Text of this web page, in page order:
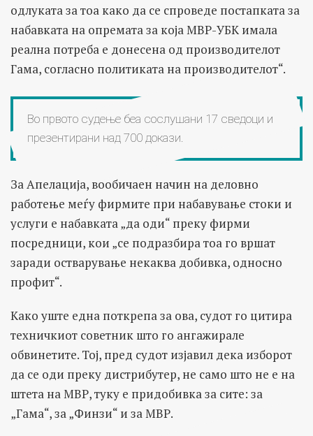
одлуката за тоа како да се спроведе постапката за
набавката на опремата за која МВР-УБК имала
реална потреба е донесена од производителот
Гама, согласно политиката на производителот“.
Во првото судење беа сослушани 17 сведоци и
презентирани над 700 докази.
За Апелација, вообичаен начин на деловно
работење меѓу фирмите при набавување стоки и
услуги е набавката „да оди“ преку фирми
посредници, кои „се подразбира тоа го вршат
заради остварување некаква добивка, односно
профит“.
Како уште една поткрепа за ова, судот го цитира
техничкиот советник што го ангажирале
обвинетите. Тој, пред судот изјавил дека изборот
да се оди преку дистрибутер, не само што не е на
штета на МВР, туку е придобивка за сите: за
„Гама“, за „Финзи“ и за МВР.